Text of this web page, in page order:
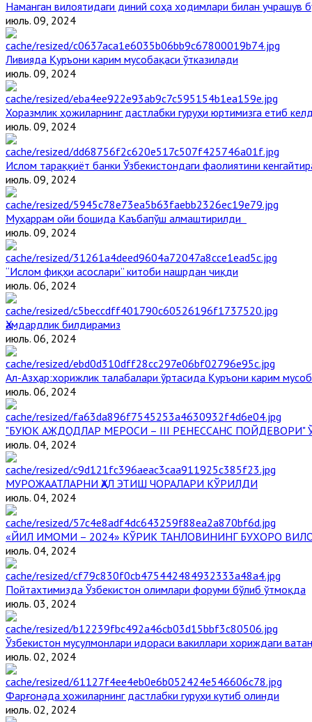
Наманган вилоятидаги диний соҳа ходимлари билан учрашув
июль. 09, 2024
Ливияда Қуръони карим мусобақаси ўтказилади
июль. 09, 2024
Хоразмлик ҳожиларнинг дастлабки гуруҳи юртимизга етиб
июль. 09, 2024
Ислом тараққиёт банки Ўзбекистондаги фаолиятини
июль. 09, 2024
Муҳаррам ойи бошида Каъбапўш алмаштирилди
июль. 09, 2024
“Ислом фиқҳи асослари” китоби нашрдан чиқди
июль. 06, 2024
Ҳамдардлик билдирамиз
июль. 06, 2024
Aл-Aзҳар:хорижлик талабалари ўртасида Қуръони карим
июль. 06, 2024
"БУЮК АЖДОДЛАР МЕРОСИ – III РЕНЕССАНС
июль. 04, 2024
МУРОЖААТЛАРНИ ҲАЛ ЭТИШ ЧОРАЛАРИ КЎРИЛДИ
июль. 04, 2024
«ЙИЛ ИМОМИ – 2024» КЎРИК ТАНЛОВИНИНГ БУХОРО
июль. 04, 2024
Пойтахтимизда Ўзбекистон олимлари форуми бўлиб ўтмоқда
июль. 03, 2024
Ўзбекистон мусулмонлари идораси вакиллари хориждаги
июль. 02, 2024
Фарғонада ҳожиларнинг дастлабки гуруҳи кутиб олинди
июль. 02, 2024